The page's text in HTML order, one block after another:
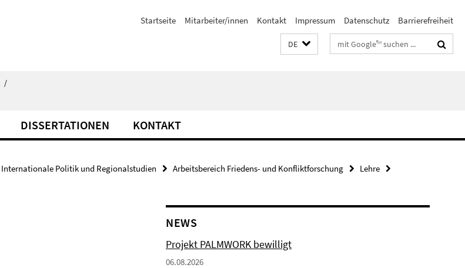
Startseite Mitarbeiter/innen Kontakt Impressum Datenschutz Barrierefreiheit
DE Suchbegriffe
/
DISSERTATIONEN KONTAKT
Internationale Politik und Regionalstudien Arbeitsbereich Friedens- und Konfliktforschung
Lehre
NEWS
Projekt PALMWORK bewilligt
06.08.2026